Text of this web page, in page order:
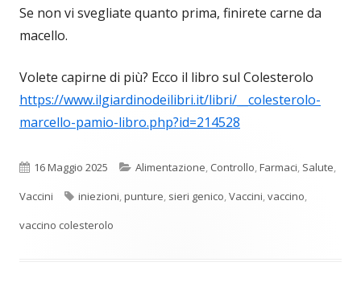
Se non vi svegliate quanto prima, finirete carne da
macello.
Volete capirne di più? Ecco il libro sul Colesterolo
https://www.ilgiardinodeilibri.it/libri/__colesterolo-
marcello-pamio-libro.php?id=214528
Pubblicato
16 Maggio 2025 Categorie
Alimentazione, Controllo,Farmaci, Salute,
Vaccini
Tag
iniezioni,punture, sieri genico,Vaccini,vaccino,
vaccino colesterolo